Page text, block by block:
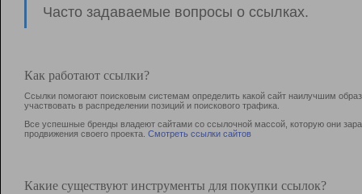
Часто задаваемые вопросы о ссылках.
Как работают ссылки?
Ссылки помогают поисковым системам определить какой сайт наилучшим
участвовать в раcпределении позиций и поискового трафика.
Все успешные бренды владеют сайтами со ссылочной массой, которую они
продвижения своего проекта. Смотреть ссылки сайтов
Какие существуют инструменты для покупки ссылок?